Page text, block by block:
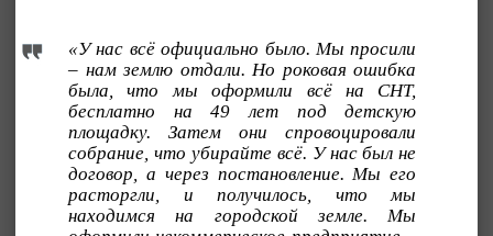
«У нас всё официально было. Мы просили
– нам землю отдали. Но роковая ошибка
была, что мы оформили всё на СНТ,
бесплатно на 49 лет под детскую
площадку. Затем они спровоцировали
собрание, что убирайте всё. У нас был не
договор, а через постановление. Мы его
расторгли, и получилось, что мы
находимся на городской земле. Мы